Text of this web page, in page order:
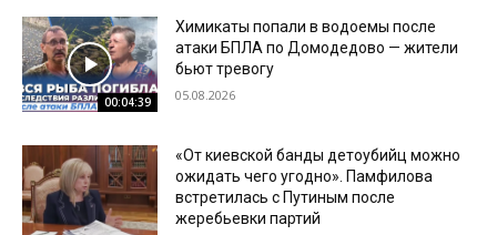
00:04:39
Химикаты попали в водоемы после
атаки БПЛА по Домодедово — жители
бьют тревогу
05.08.2026
«От киевской банды детоубийц можно
ожидать чего угодно». Памфилова
встретилась с Путиным после
жеребьевки партий